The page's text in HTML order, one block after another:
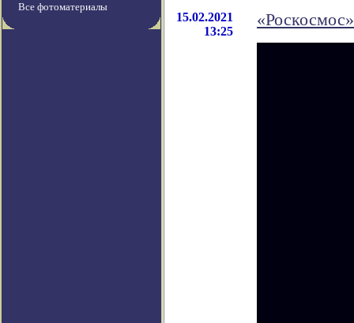
Все фотоматериалы
15.02.2021
13:25